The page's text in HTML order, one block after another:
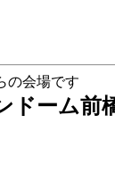
の会場です
ドーム前